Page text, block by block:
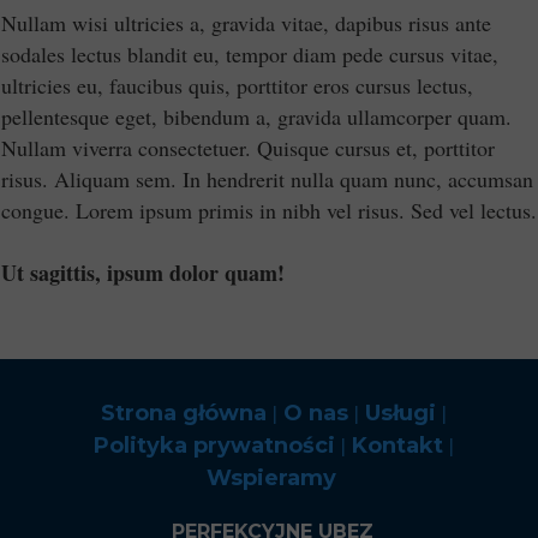
Strona główna | O nas | Usługi |
Polityka prywatności | Kontakt |
Wspieramy
PERFEKCYJNE UBEZ
Nullam wisi ultricies a, gravida vitae, dapibus risus ante
sodales lectus blandit eu, tempor diam pede cursus vitae,
ultricies eu, faucibus quis, porttitor eros cursus lectus,
pellentesque eget, bibendum a, gravida ullamcorper quam.
Nullam viverra consectetuer. Quisque cursus et, porttitor
risus. Aliquam sem. In hendrerit nulla quam nunc, accumsan
congue. Lorem ipsum primis in nibh vel risus. Sed vel lectus.
Ut sagittis, ipsum dolor quam!